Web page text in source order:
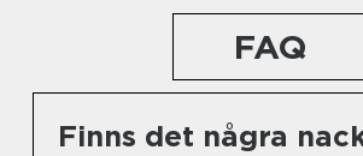
FAQ
Finns det några